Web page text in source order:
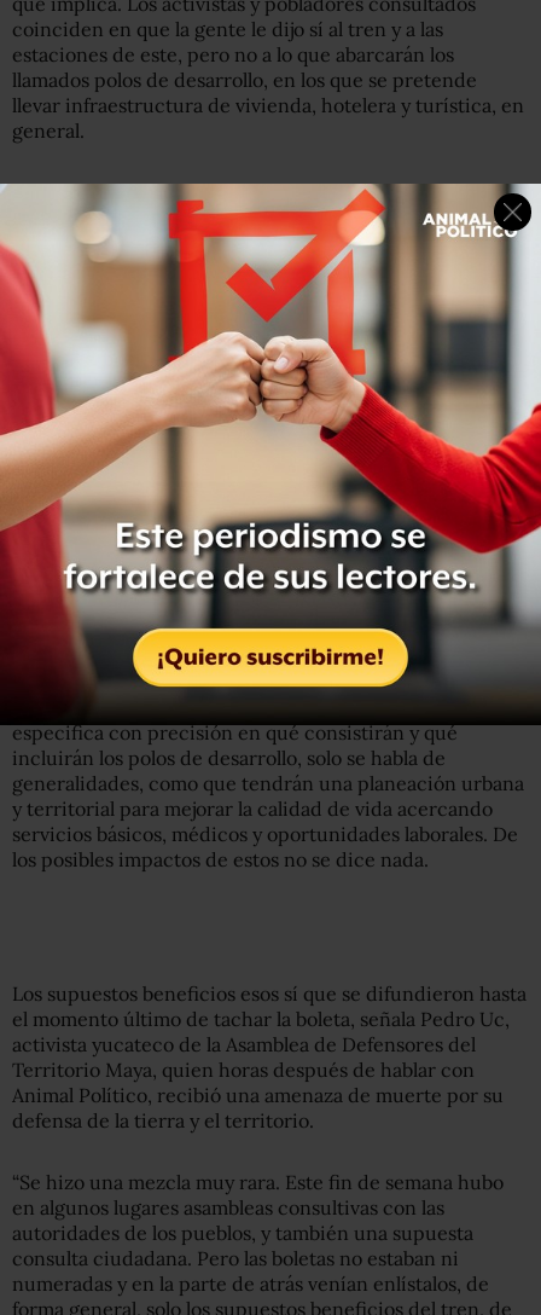
coinciden en que la gente le dijo sí al tren y a las
estaciones de este, pero no a lo que abarcarán los
llamados polos de desarrollo, en los que se pretende
llevar infraestructura de vivienda, hotelera y turística, en
general.
Gabriel Arellano, asesor para el tema de la consulta
indígena de Fonatur, admite que este es un proyecto en
proceso de construcción, porque es algo muy grande,
que abarca mil 480 kilómetros, es decir, admite que no se
tiene el proyecto completo y que a la gente se le consultó
una parte.
“Los estudios irán saliendo unos detrás de otros. Hay una
concatenación de procesos que dependen unos de otros
y vamos avanzando en ese sentido”.
Aunque asegura que la gente sí tiene información de que
esto no es solo un medio de transporte sino un proyecto
integral que conlleva inversión inmobiliaria, turística y
urbanización. “Se repartieron varios materiales en las
asambleas donde se habla de esto y también hubo gente
en campo resolviendo dudas”, asegura
Sin embargo,Animal Políticotuvo acceso al material que
especifica con precisión en qué consistirán y qué
incluirán los polos de desarrollo, solo se habla de
generalidades, como que tendrán una planeación urbana
y territorial para mejorar la calidad de vida acercando
servicios básicos, médicos y oportunidades laborales. De
los posibles impactos de estos no se dice nada.
Los supuestos beneficios esos sí que se difundieron hasta
el momento último de tachar la boleta, señala Pedro Uc,
activista yucateco de la Asamblea de Defensores del
Territorio Maya, quien horas después de hablar con
Animal Político, recibió una amenaza de muerte por su
defensa de la tierra y el territorio.
“Se hizo una mezcla muy rara. Este fin de semana hubo
en algunos lugares asambleas consultivas con las
autoridades de los pueblos, y también una supuesta
consulta ciudadana. Pero las boletas no estaban ni
numeradas y en la parte de atrás venían enlístalos, de
forma general, solo los supuestos beneficios del tren, de